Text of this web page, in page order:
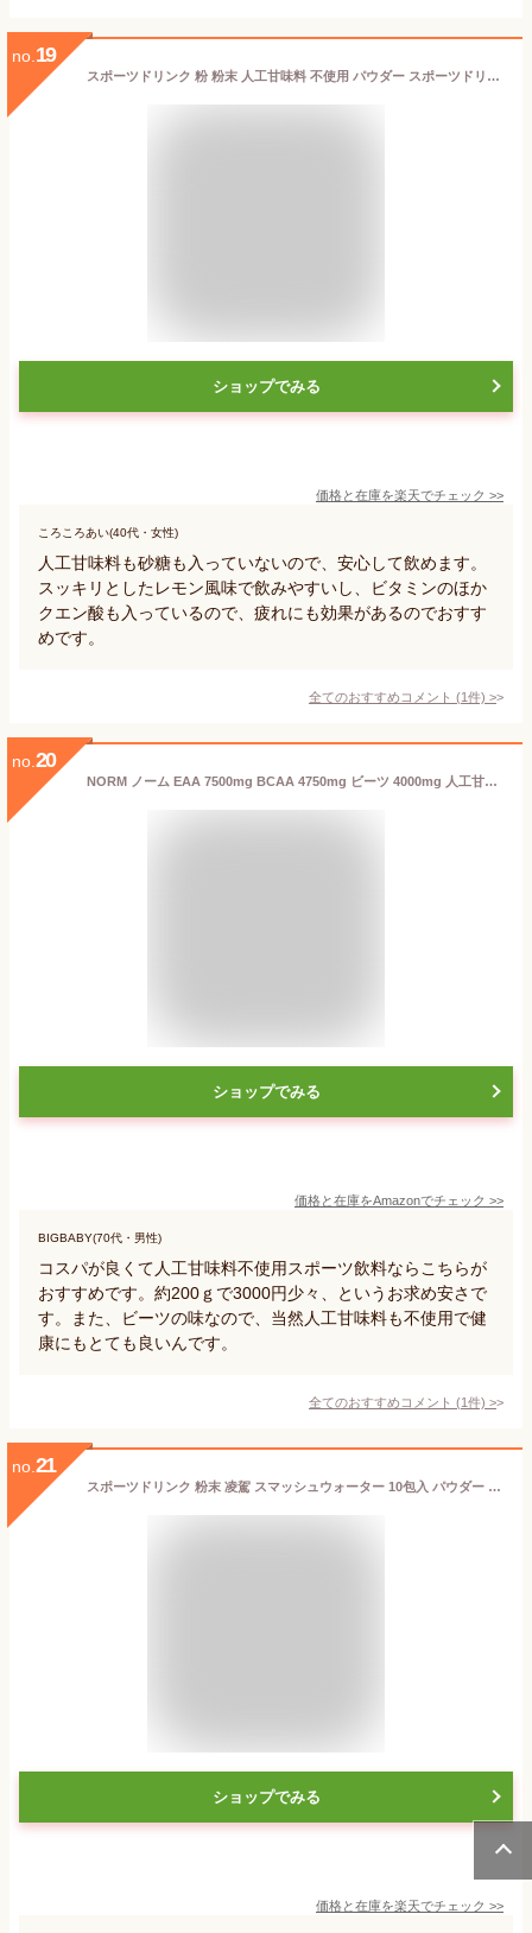
no. 19
スポーツドリンク 粉 粉末 人工甘味料 不使用 パウダー スポーツドリンク粉末 クエン酸 食用 国産 葉酸 疲れ 疲労回復 ビタミンC クエン酸食用 お得 たっぷり 6g むくみ サプリ サプリメント ビタミン クエン酸 30包
ショップでみる
価格と在庫を楽天でチェック >>
ころころあい(40代・女性)
人工甘味料も砂糖も入っていないので、安心して飲めます。
スッキリとしたレモン風味で飲みやすいし、ビタミンのほか
クエン酸も入っているので、疲れにも効果があるのでおすす
めです。
全てのおすすめコメント (1件) >
no. 20
NORM ノーム EAA 7500mg BCAA 4750mg ビーツ 4000mg 人工甘味料不使用 スーパーフード配合 プロフェッショナル仕様 国内製造 アミノ酸 サプリ パウダー
ショップでみる
価格と在庫をAmazonでチェック >>
BIGBABY(70代・男性)
コスパが良くて人工甘味料不使用スポーツ飲料ならこちらが
おすすめです。約200ｇで3000円少々、というお求め安さで
す。また、ビーツの味なので、当然人工甘味料も不使用で健
康にもとても良いんです。
全てのおすすめコメント (1件) >
no. 21
スポーツドリンク 粉末 凌駕 スマッシュウォーター 10包入 パウダー 人工甘味料不使用 水分補給 粉末飲料 学校 部活 運動 試合 ジム マラソン ランニング
ショップでみる
価格と在庫を楽天でチェック >>